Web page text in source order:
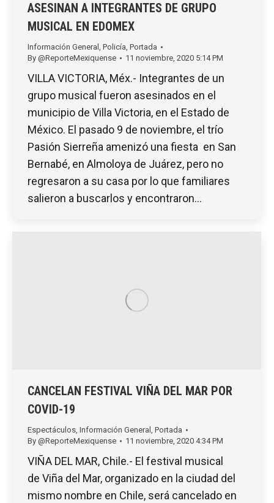
ASESINAN A INTEGRANTES DE GRUPO
MUSICAL EN EDOMEX
Información General , Policía, Portada
By @ReporteMexiquense 11 noviembre, 2020 5:14 PM
VILLA VICTORIA, Méx.- Integrantes de un
grupo musical fueron asesinados en el
municipio de Villa Victoria, en el Estado de
México. El pasado 9 de noviembre, el trío
Pasión Sierreña amenizó una fiesta en San
Bernabé, en Almoloya de Juárez, pero no
regresaron a su casa por lo que familiares
salieron a buscarlos y encontraron…
CANCELAN FESTIVAL VIÑA DEL MAR POR
COVID-19
Espectáculos, Información General , Portada
By @ReporteMexiquense 11 noviembre, 2020 4:34 PM
VIÑA DEL MAR, Chile.- El festival musical
de Viña del Mar, organizado en la ciudad del
mismo nombre en Chile, será cancelado en